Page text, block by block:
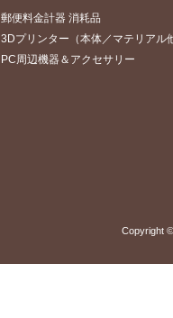
郵便料金計器 消耗品
3Dプリンター（本体／マテリアル
PC周辺機器＆アクセサリー
Copyright